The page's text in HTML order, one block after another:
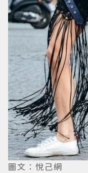
圖文：悅己網